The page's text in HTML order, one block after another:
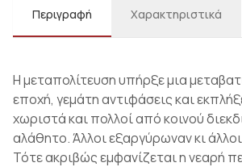
Περιγραφή Χαρακτηριστικά
H μεταπολίτευση υπήρξε μια
εποχή, γεμάτη αντιφάσεις και
χωριστά και πολλοί από κοινού
αλάθητο. Άλλοι εξαργύρωναν κι
Τότε ακριβώς εμφανίζεται η νεαρή